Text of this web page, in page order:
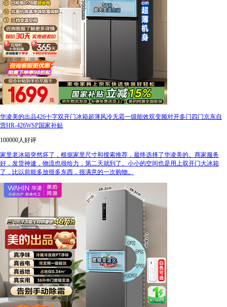
华凌美的出品426十字双开门冰箱超薄风冷无霜一级能效双变频对开多门四门京东自
营HR-426WSP国家补贴
100000人好评
家里老冰箱突然坏了，根据家里尺寸和搜索推荐，最终选择了华凌美的。商家服务
好，发货神速，物流也很给力，第二天就到了。小小的空间也是用上双开门大冰箱
了，比以前能多放很多东西，很满意的一次购物。